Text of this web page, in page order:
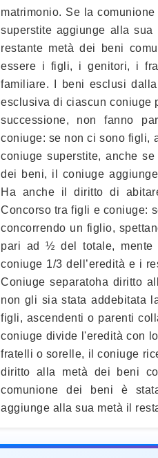
matrimonio. Se la
superstite aggiunge alla
restante metà dei beni
essere i figli, i genitori, i
familiare. I beni esclusi
esclusiva di ciascun coniuge
successione, non fanno
coniuge: se non ci sono figli,
coniuge superstite, anche
dei beni, il coniuge
Ha anche il diritto di
Concorso tra figli e coniuge:
concorrendo un figlio,
pari ad ½ del totale, mente
coniuge 1/3 dell’eredità e i
Coniuge separatoha diritto
non gli sia stata addebitata
figli, ascendenti o parenti
coniuge divide l'eredità con
fratelli o sorelle, il coniuge
diritto alla metà dei beni
comunione dei beni è
aggiunge alla sua metà il